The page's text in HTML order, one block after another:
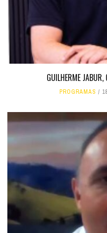
GUILHERME
PROGRAMAS